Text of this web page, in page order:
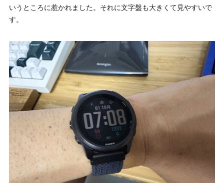
いうところに惹かれました。それに文字盤も大きくて見やすいで
す。